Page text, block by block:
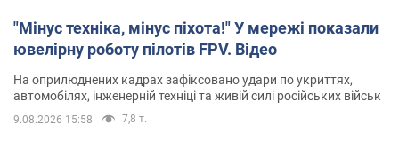
"Мінус техніка, мінус піхота!" У мережі показали
ювелірну роботу пілотів FPV. Відео
На оприлюднених кадрах зафіксовано удари по укриттях,
автомобілях, інженерній техніці та живій силі російських військ
9.08.2026 15:58 7,8 т.